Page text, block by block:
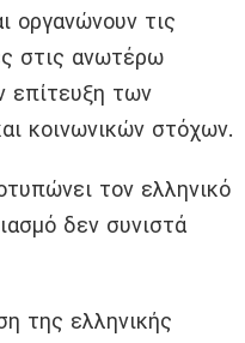
οργανώνουν τις
στις ανωτέρω
επίτευξη των
κοινωνικών στόχων.
τον ελληνικό
δεν συνιστά
της ελληνικής